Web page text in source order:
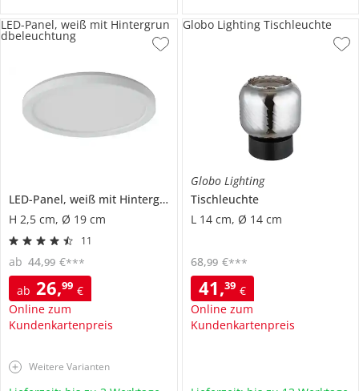
LED-Panel, weiß mit Hintergrundbeleuchtung
H 2,5 cm, Ø 19 cm
11
ab 26,99 €
Online zum
Kundenkartenpreis
ab 44,99 €***
LED-Panel, weiß mit Hintergrun
dbeleuchtung
Weitere Varianten
Globo Lighting
Tischleuchte
L 14 cm, Ø 14 cm
41,39 €
Online zum
Kundenkartenpreis
68,99 €***
Globo Lighting Tischleuchte